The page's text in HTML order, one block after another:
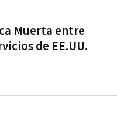
Muerta entre
de EE.UU.